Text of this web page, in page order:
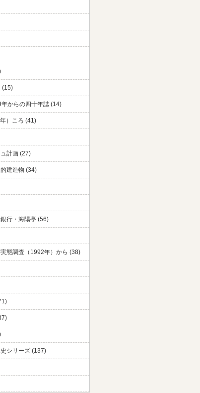
(15)
からの四十年誌 (14)
）ころ (41)
計画 (27)
建造物 (34)
行・海陽亭 (56)
態調査（1992年）から (38)
シリーズ (137)